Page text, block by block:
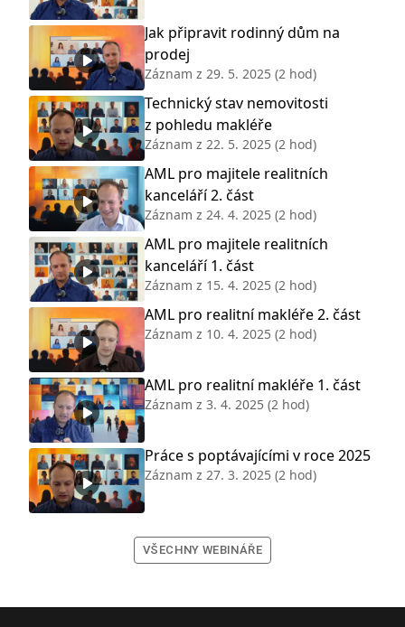
Jak připravit rodinný dům na
prodej
Záznam z 29. 5. 2025 (2 hod)
Technický stav nemovitosti
z pohledu makléře
Záznam z 22. 5. 2025 (2 hod)
AML pro majitele realitních
kanceláří 2. část
Záznam z 24. 4. 2025 (2 hod)
AML pro majitele realitních
kanceláří 1. část
Záznam z 15. 4. 2025 (2 hod)
AML pro realitní makléře 2. část
Záznam z 10. 4. 2025 (2 hod)
AML pro realitní makléře 1. část
Záznam z 3. 4. 2025 (2 hod)
Práce s poptávajícími v roce 2025
Záznam z 27. 3. 2025 (2 hod)
VŠECHNY WEBINÁŘE